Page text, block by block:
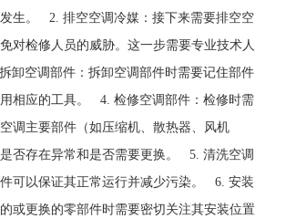
生。 2. 排空空调冷媒：接下来需要排空空
对检修人员的威胁。这一步需要专业技术人
卸空调部件：拆卸空调部件时需要记住部件
相应的工具。 4. 检修空调部件：检修时需
调主要部件（如压缩机、散热器、风机
否存在异常和是否需要更换。 5. 清洗空调
可以保证其正常运行并减少污染。 6. 安装
或更换的零部件时需要密切关注其安装位置